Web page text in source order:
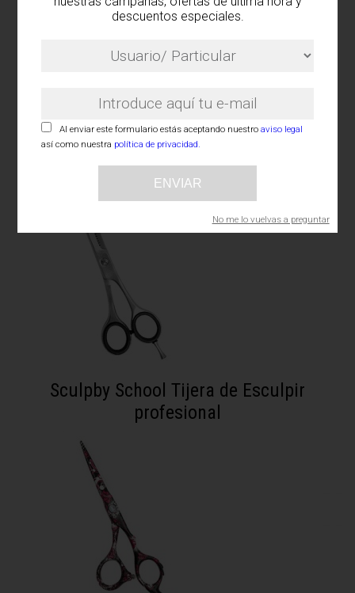
descuentos especiales.
Al enviar este formulario estás aceptando nuestroaviso legal
así como nuestra política de privacidad.
ENVIAR
No me lo vuelvas a preguntar
Sculpby School Tijera de Corte
profesional
Sculpby School Tijera de Esculpir
profesional